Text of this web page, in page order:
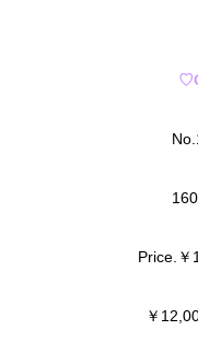
Price.￥
￥